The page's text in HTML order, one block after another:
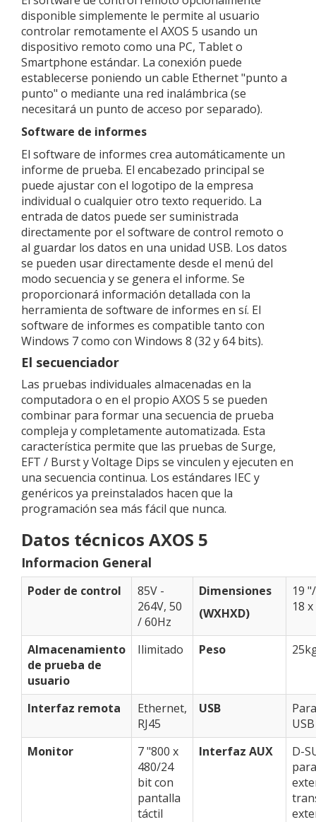
disponible simplemente le permite al usuario
controlar remotamente el AXOS 5 usando un
dispositivo remoto como una PC, Tablet o
Smartphone estándar. La conexión puede
establecerse poniendo un cable Ethernet "punto a
punto" o mediante una red inalámbrica (se
necesitará un punto de acceso por separado).
Software de informes
El software de informes crea automáticamente un
informe de prueba. El encabezado principal se
puede ajustar con el logotipo de la empresa
individual o cualquier otro texto requerido. La
entrada de datos puede ser suministrada
directamente por el software de control remoto o
al guardar los datos en una unidad USB. Los datos
se pueden usar directamente desde el menú del
modo secuencia y se genera el informe. Se
proporcionará información detallada con la
herramienta de software de informes en sí. El
software de informes es compatible tanto con
Windows 7 como con Windows 8 (32 y 64 bits).
El secuenciador
Las pruebas individuales almacenadas en la
computadora o en el propio AXOS 5 se pueden
combinar para formar una secuencia de prueba
compleja y completamente automatizada. Esta
característica permite que las pruebas de Surge,
EFT / Burst y Voltage Dips se vinculen y ejecuten en
una secuencia continua. Los estándares IEC y
genéricos ya preinstalados hacen que la
programación sea más fácil que nunca.
Datos técnicos AXOS 5
Informacion General
Poder de control
85V -
264V, 50
/ 60Hz
Dimensiones
(WXHXD)
19
18
Almacenamiento
de prueba de
usuario
Ilimitado Peso
Interfaz remota
Ethernet,
RJ45
USB
USB
Monitor
7 "800 x
480/24
bit con
pantalla
táctil
Interfaz AUX
D-